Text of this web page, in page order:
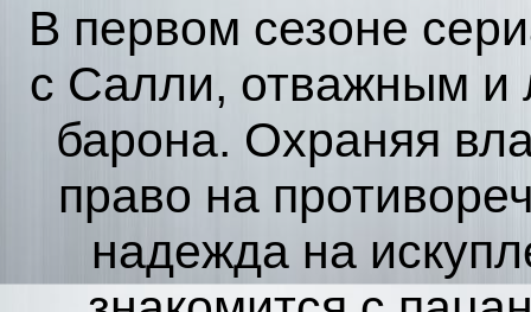
В первом сезоне
с Салли, отважным и
барона. Охраняя
право на
надежда на